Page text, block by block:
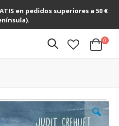
en pedidos superiores a 50 €
Cart
0